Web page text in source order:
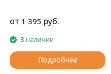
от 1 395 руб.
В наличии
Подробнее